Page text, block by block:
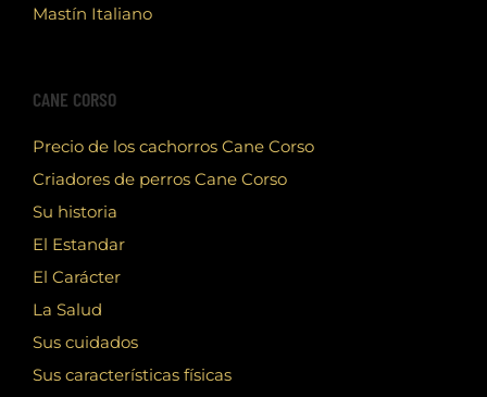
Mastín Italiano
CANE CORSO
Precio de los cachorros Cane Corso
Criadores de perros Cane Corso
Su historia
El Estandar
El Carácter
La Salud
Sus cuidados
Sus características físicas